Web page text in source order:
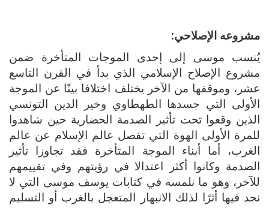
مشروعه الإصلاحي:
يُنسب موسى إلى إحدى الموجات المتأخرة ضمن
مشروع الإصلاح الإسلامي الذي بدأ في القرن التاسع
عشر، وموقفها من الآخر يختلف اختلافا بينًا عن الموجة
الأولى التي جسدها الطهطاوي وخير الدين التونسي
الذين وقعوا تحت تأثير الصدمة الحضارية حين شاهدوا
للمرة الأولى الهوة التي تفصل عالم الإسلام عن عالم
الغرب، أما أبناء الموجة المتأخرة فقد تجاوزا تأثير
الصدمة وكانوا أكثر اعتدالا في رؤيتهم وفي تقييمهم
للآخر، وهو ما نلمسه في كتابات يوسف موسى التي لا
نجد فيها أثرًا لذلك الانبهار المتعجل بالغرب أو التسليم